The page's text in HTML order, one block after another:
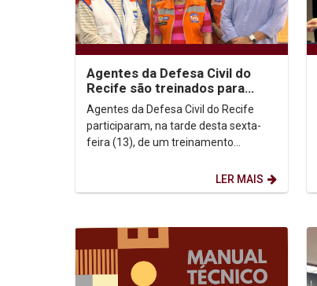
Agentes da Defesa Civil do
Recife são treinados para
teste de nova ferramenta de
alerta de desastres
Agentes da Defesa Civil do Recife
participaram, na tarde desta sexta-
feira (13), de um treinamento
LER MAIS